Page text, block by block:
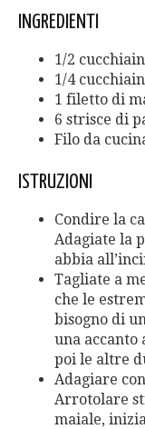
INGREDIENTI
1/2
1/4
1 filetto di
6 strisce di
Filo da
ISTRUZIONI
Condire la
Adagiate la
abbia
Tagliate a
che le
bisogno di
una accanto
poi le altre
Adagiare
Arrotolare
maiale,